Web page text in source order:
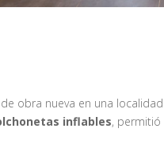
obra nueva en una
inflables, permitió